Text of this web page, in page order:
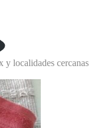
y localidades cercanas